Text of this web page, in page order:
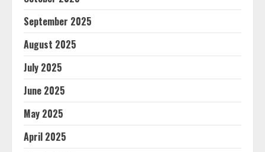
September 2025
August 2025
July 2025
June 2025
May 2025
April 2025